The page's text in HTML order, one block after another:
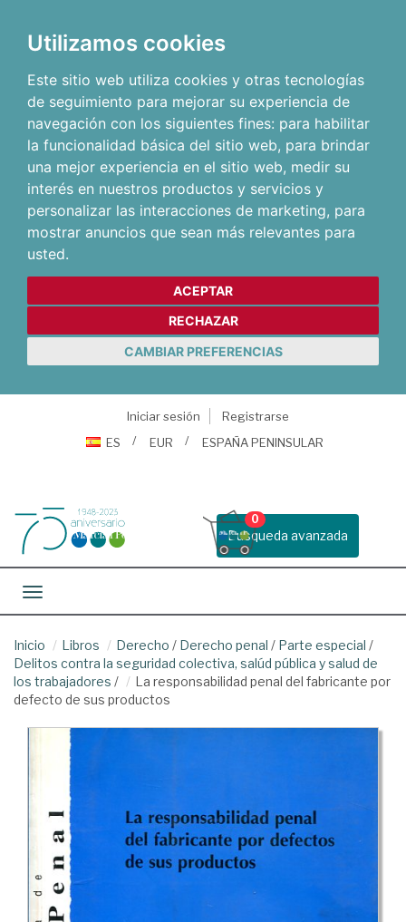
Utilizamos cookies
Este sitio web utiliza cookies y otras tecnologías
de seguimiento para mejorar su experiencia de
navegación con los siguientes fines: para habilitar
la funcionalidad básica del sitio web, para brindar
una mejor experiencia en el sitio web, medir su
interés en nuestros productos y servicios y
personalizar las interacciones de marketing, para
mostrar anuncios que sean más relevantes para
usted.
ACEPTAR
RECHAZAR
CAMBIAR PREFERENCIAS
Iniciar sesión
Registrarse
ES
EUR ESPAÑA PENINSULAR
Busqueda avanzada
0
Toggle navigation
Inicio Libros Derecho / Derecho penal / Parte especial /
Delitos contra la seguridad colectiva, salúd pública y salud de
los trabajadores /
La responsabilidad penal del fabricante por
defecto de sus productos